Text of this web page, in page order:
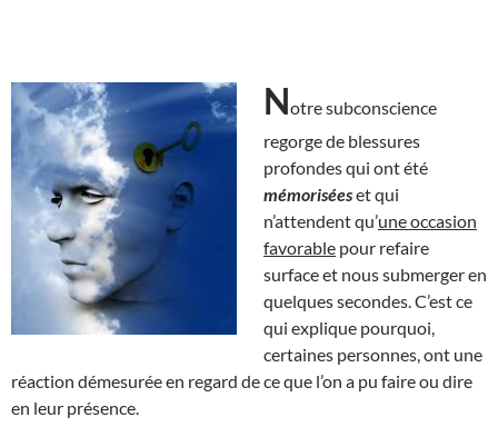
Notre subconscience
regorge de blessures
profondes qui ont été
mémoriséeset qui
n’attendent qu’une occasion
favorable pour refaire
surface et nous submerger en
quelques secondes. C’est ce
qui explique pourquoi,
certaines personnes, ont une
réaction démesurée en regard de ce que l’on a pu faire ou dire
en leur présence.